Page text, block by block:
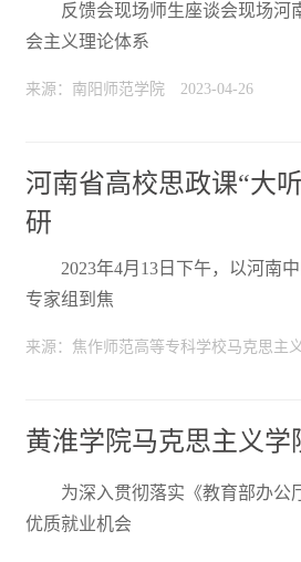
反馈会现场师生座谈会现场河
会主义理论体系
来源：南阳师范学院 2023-04-26
河南省高校思政课“大
研
2023年4月13日下午，以河南
专家组到焦
来源：焦作师范高等专科学校马克思主
黄淮学院马克思主义学
为深入贯彻落实《教育部办公
优质就业机会